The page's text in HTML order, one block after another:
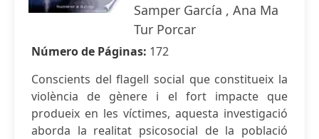
Samper García , Ana Ma
Tur Porcar
Número de Páginas: 172
Conscients del flagell social que constitueix la
violència de gènere i el fort impacte que
produeix en les víctimes, aquesta investigació
aborda la realitat psicosocial de la població